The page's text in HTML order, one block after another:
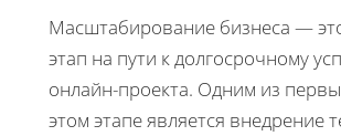
Масштабирование бизнеса —
этап на пути к долгосрочному
онлайн-проекта. Одним из
этом этапе является внедрение